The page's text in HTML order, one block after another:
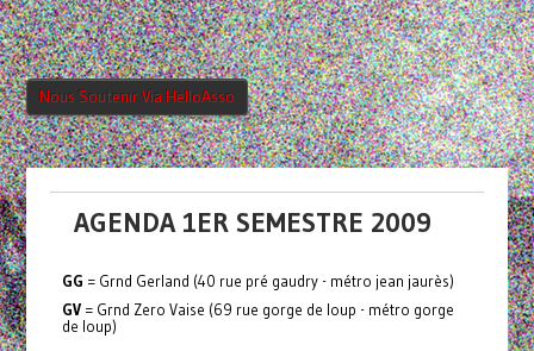
Nous Soutenir Via HelloAsso
AGENDA 1ER SEMESTRE 2009
GG = Grnd Gerland (40 rue pré gaudry - métro jean jaurès)
GV= Grnd Zero Vaise (69 rue gorge de loup - métro gorge
de loup)